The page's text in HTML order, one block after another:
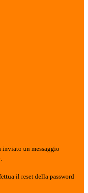
inviato un messaggio
il reset della password